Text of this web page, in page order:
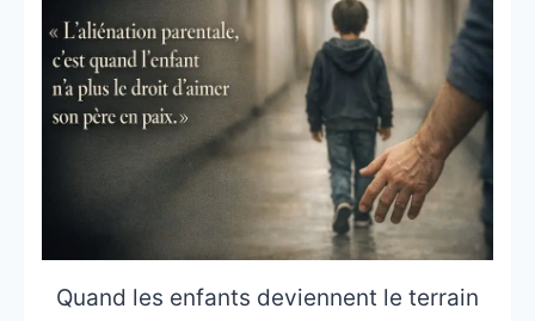
Quand les enfants deviennent le terrain